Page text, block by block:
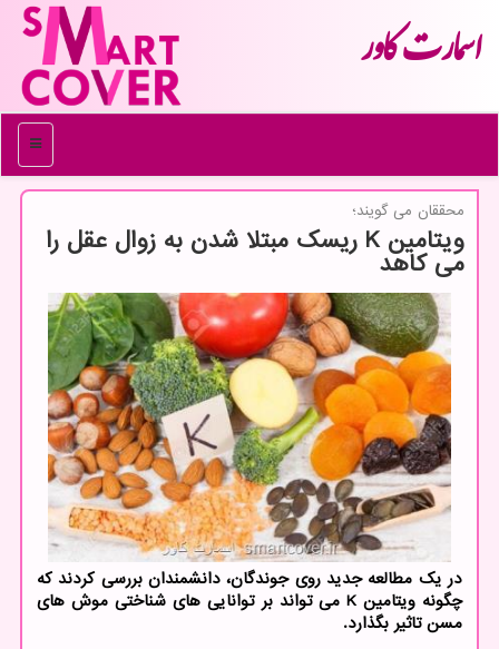
اسمارت كاور
منو
محققان می گویند؛
ویتامین K ریسک مبتلا شدن به زوال عقل را
می کاهد
در یک مطالعه جدید روی جوندگان، دانشمندان بررسی کردند که
چگونه ویتامین K می تواند بر توانایی های شناختی موش های
مسن تاثیر بگذارد.